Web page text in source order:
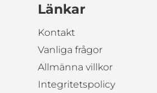
Länkar
Kontakt
Vanliga frågor
Allmänna villkor
Integritetspolicy